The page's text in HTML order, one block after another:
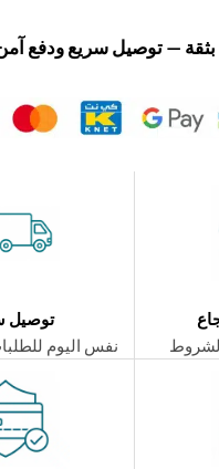
توصيل سريع ودفع آمن
توصيل سريع
نفس اليوم للطلبات قبل 8